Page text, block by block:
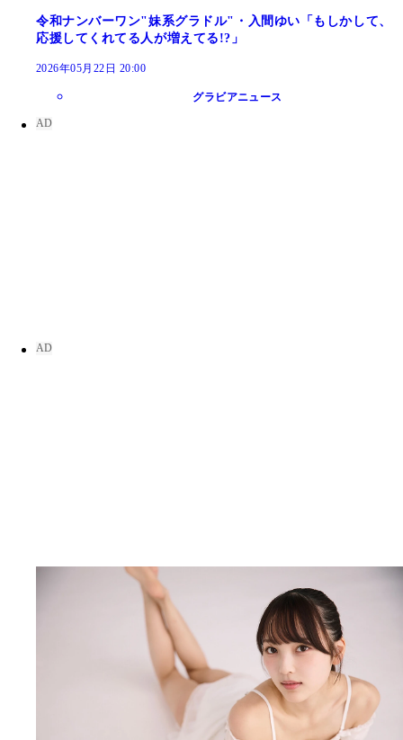
令和ナンバーワン"妹系グラドル"・入間ゆい「もしかして、
応援してくれてる人が増えてる!?」
2026年05月22日 20:00
グラビアニュース